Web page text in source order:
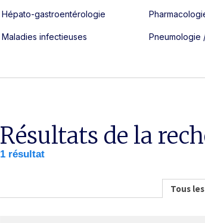
Hépato-gastroentérologie
Maladies infectieuses Pneumologie
Résultats de la
1 résultat
Tous